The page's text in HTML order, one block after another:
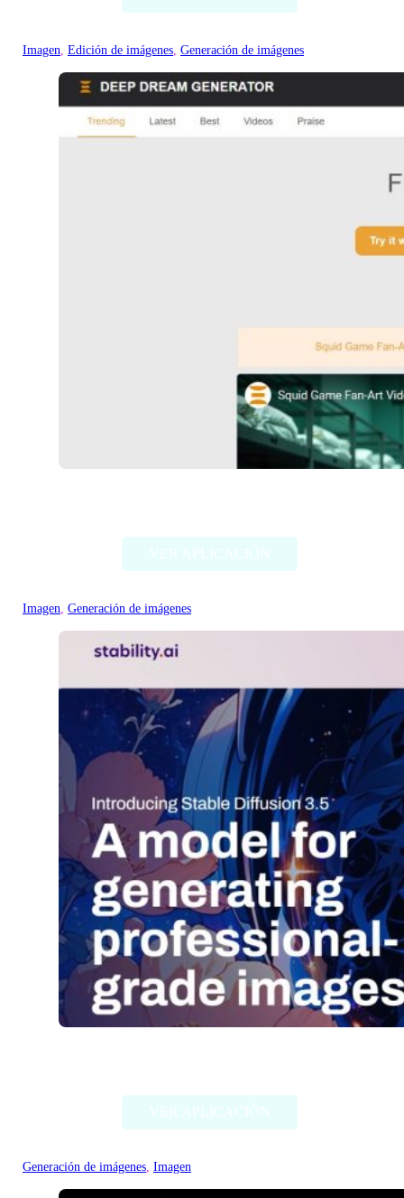
Imagen, Edición de imágenes, Generación de imágenes
Imagen, Generación de imágenes
Generación de imágenes, Imagen